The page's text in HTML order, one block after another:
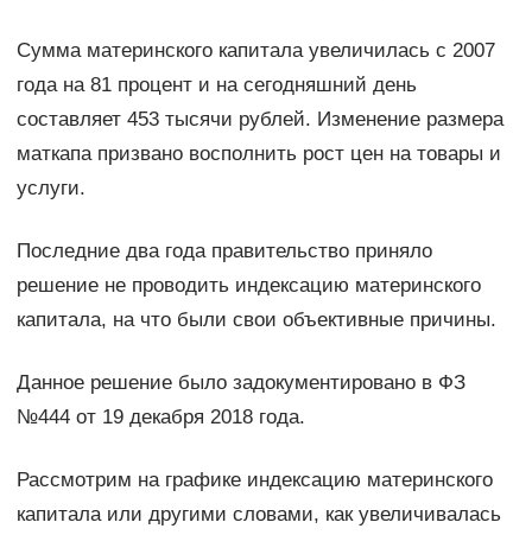
Сумма материнского капитала увеличилась с 2007
года на 81 процент и на сегодняшний день
составляет 453 тысячи рублей. Изменение размера
маткапа призвано восполнить рост цен на товары и
услуги.
Последние два года правительство приняло
решение не проводить индексацию материнского
капитала, на что были свои объективные причины.
Данное решение было задокументировано в ФЗ
№444 от 19 декабря 2018 года.
Рассмотрим на графике индексацию материнского
капитала или другими словами, как увеличивалась